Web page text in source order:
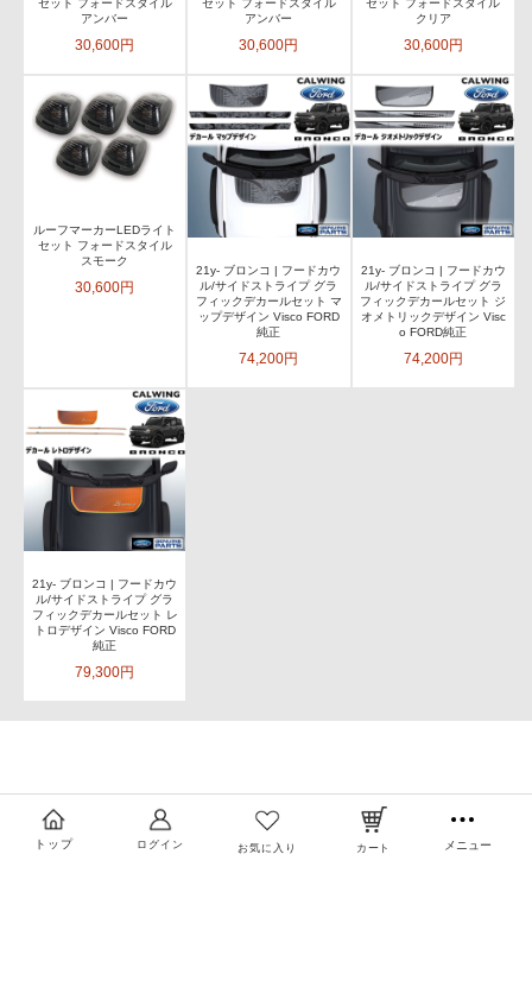
セット フォードスタイル
アンバー
30,600円
セット フォードスタイル
アンバー
30,600円
セット フォードスタイル
クリア
30,600円
ルーフマーカーLEDライト
セット フォードスタイル
スモーク
30,600円
21y- ブロンコ | フードカウ
ル/サイドストライプ グラ
フィックデカールセット マ
ップデザイン Visco FORD
純正
74,200円
21y- ブロンコ | フードカウ
ル/サイドストライプ グラ
フィックデカールセット ジ
オメトリックデザイン Visc
o FORD純正
74,200円
21y- ブロンコ | フードカウ
ル/サイドストライプ グラ
フィックデカールセット レ
トロデザイン Visco FORD
純正
79,300円
トップ ログイン お気に入り カート メニュー